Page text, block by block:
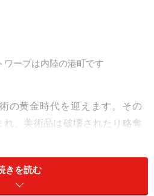
ワープは内陸の港町です
の黄金時代を迎えます。その
、美術品は破壊されたり略奪
は、芸術家とそれを育む豊かな
きを読む